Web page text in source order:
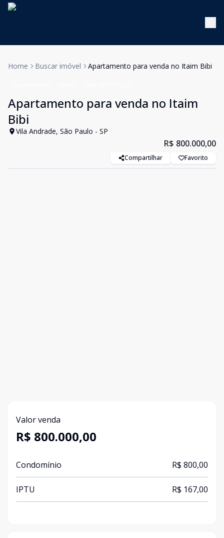
Home Buscar imóvel Apartamento para venda no Itaim Bibi
Apartamento para venda no Itaim
Bibi
Vila Andrade, São Paulo - SP
R$ 800.000,00
Compartilhar Favorito
Valor venda
R$ 800.000,00
Condomínio R$ 800,00
IPTU R$ 167,00